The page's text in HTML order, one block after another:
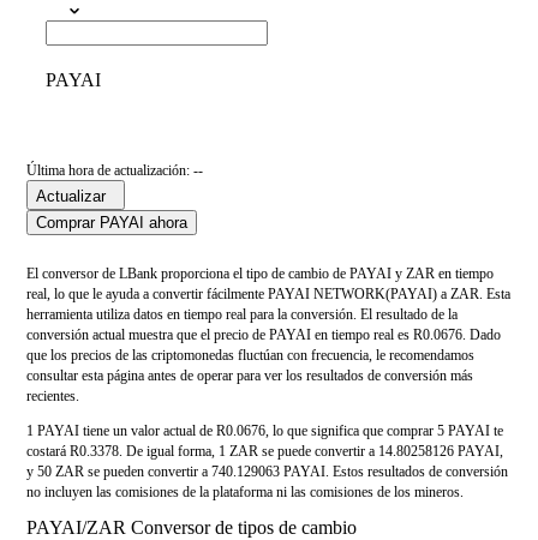
PAYAI
Última hora de actualización: --
Actualizar
Comprar PAYAI ahora
El conversor de LBank proporciona el tipo de cambio de PAYAI y ZAR en tiempo
real, lo que le ayuda a convertir fácilmente PAYAI NETWORK(PAYAI) a ZAR. Esta
herramienta utiliza datos en tiempo real para la conversión. El resultado de la
conversión actual muestra que el precio de PAYAI en tiempo real es R0.0676. Dado
que los precios de las criptomonedas fluctúan con frecuencia, le recomendamos
consultar esta página antes de operar para ver los resultados de conversión más
recientes.
1 PAYAI tiene un valor actual de R0.0676, lo que significa que comprar 5 PAYAI te
costará R0.3378. De igual forma, 1 ZAR se puede convertir a 14.80258126 PAYAI,
y 50 ZAR se pueden convertir a 740.129063 PAYAI. Estos resultados de conversión
no incluyen las comisiones de la plataforma ni las comisiones de los mineros.
PAYAI/ZAR Conversor de tipos de cambio